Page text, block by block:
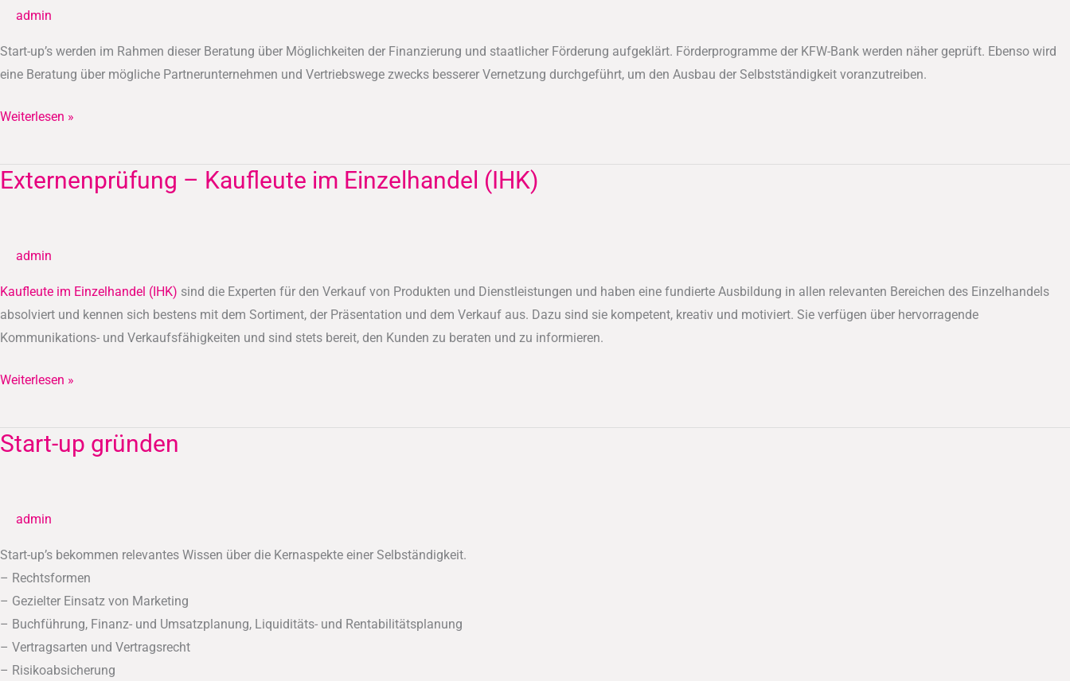
admin
Start-up’s werden im Rahmen dieser Beratung über Möglichkeiten der Finanzierung und staatlicher Förderung aufgeklärt. Förderprogramme der KFW-Bank werden näher geprüft. Ebenso wird
eine Beratung über mögliche Partnerunternehmen und Vertriebswege zwecks besserer Vernetzung durchgeführt, um den Ausbau der Selbstständigkeit voranzutreiben.
Weiterlesen »
Externenprüfung – Kaufleute im Einzelhandel (IHK)
admin
Kaufleute im Einzelhandel (IHK) sind die Experten für den Verkauf von Produkten und Dienstleistungen und haben eine fundierte Ausbildung in allen relevanten Bereichen des Einzelhandels
absolviert und kennen sich bestens mit dem Sortiment, der Präsentation und dem Verkauf aus. Dazu sind sie kompetent, kreativ und motiviert. Sie verfügen über hervorragende
Kommunikations- und Verkaufsfähigkeiten und sind stets bereit, den Kunden zu beraten und zu informieren.
Externenprüfung
(IHK)
Weiterlesen »
Start-up gründen
admin
Start-up’s bekommen relevantes Wissen über die Kernaspekte einer Selbständigkeit.
– Rechtsformen
– Gezielter Einsatz von Marketing
– Buchführung, Finanz- und Umsatzplanung, Liquiditäts- und Rentabilitätsplanung
– Vertragsarten und Vertragsrecht
– Risikoabsicherung
Start-